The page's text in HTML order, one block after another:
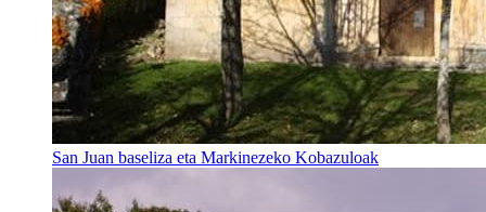
San Juan baseliza eta Markinezeko Kobazuloak